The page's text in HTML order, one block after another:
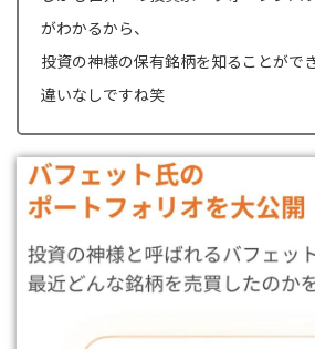
がわかるから、
投資の神様の保有銘柄を知ることがで
違いなしですね笑